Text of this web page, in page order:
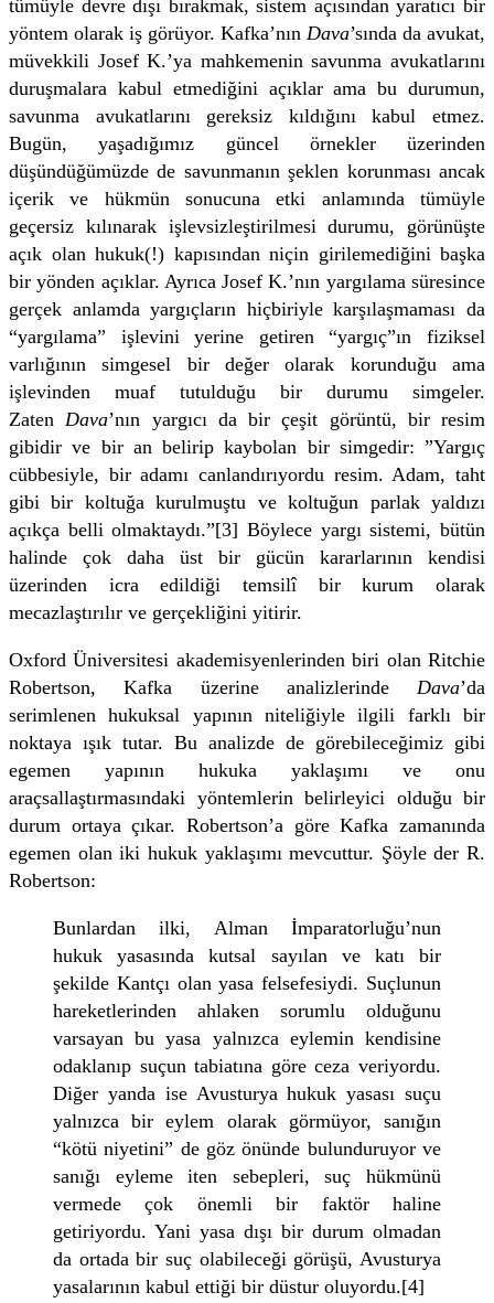
tümüyle devre dışı bırakmak, sistem açısından yaratıcı bir
yöntem olarak iş görüyor. Kafka’nın Dava’sında da avukat,
müvekkili Josef K.’ya mahkemenin savunma avukatlarını
duruşmalara kabul etmediğini açıklar ama bu durumun,
savunma avukatlarını gereksiz kıldığını kabul etmez.
Bugün, yaşadığımız güncel örnekler üzerinden
düşündüğümüzde de savunmanın şeklen korunması ancak
içerik ve hükmün sonucuna etki anlamında tümüyle
geçersiz kılınarak işlevsizleştirilmesi durumu, görünüşte
açık olan hukuk(!) kapısından niçin girilemediğini başka
bir yönden açıklar. Ayrıca Josef K.’nın yargılama süresince
gerçek anlamda yargıçların hiçbiriyle karşılaşmaması da
“yargılama” işlevini yerine getiren “yargıç”ın fiziksel
varlığının simgesel bir değer olarak korunduğu ama
işlevinden muaf tutulduğu bir durumu simgeler.
Zaten Dava’nın yargıcı da bir çeşit görüntü, bir resim
gibidir ve bir an belirip kaybolan bir simgedir: ”Yargıç
cübbesiyle, bir adamı canlandırıyordu resim. Adam, taht
gibi bir koltuğa kurulmuştu ve koltuğun parlak yaldızı
açıkça belli olmaktaydı.”[3] Böylece yargı sistemi, bütün
halinde çok daha üst bir gücün kararlarının kendisi
üzerinden icra edildiği temsilî bir kurum olarak
mecazlaştırılır ve gerçekliğini yitirir.
Oxford Üniversitesi akademisyenlerinden biri olan Ritchie
Robertson, Kafka üzerine analizlerinde Dava’da
serimlenen hukuksal yapının niteliğiyle ilgili farklı bir
noktaya ışık tutar. Bu analizde de görebileceğimiz gibi
egemen yapının hukuka yaklaşımı ve onu
araçsallaştırmasındaki yöntemlerin belirleyici olduğu bir
durum ortaya çıkar. Robertson’a göre Kafka zamanında
egemen olan iki hukuk yaklaşımı mevcuttur. Şöyle der R.
Robertson:
Bunlardan ilki, Alman İmparatorluğu’nun
hukuk yasasında kutsal sayılan ve katı bir
şekilde Kantçı olan yasa felsefesiydi. Suçlunun
hareketlerinden ahlaken sorumlu olduğunu
varsayan bu yasa yalnızca eylemin kendisine
odaklanıp suçun tabiatına göre ceza veriyordu.
Diğer yanda ise Avusturya hukuk yasası suçu
yalnızca bir eylem olarak görmüyor, sanığın
“kötü niyetini” de göz önünde bulunduruyor ve
sanığı eyleme iten sebepleri, suç hükmünü
vermede çok önemli bir faktör haline
getiriyordu. Yani yasa dışı bir durum olmadan
da ortada bir suç olabileceği görüşü, Avusturya
yasalarının kabul ettiği bir düstur oluyordu.[4]